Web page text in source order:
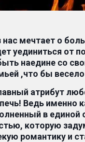
мечтает о
уединиться от
наедине со
,что бы
атрибут
Ведь именно
в единой
которую
романтику и